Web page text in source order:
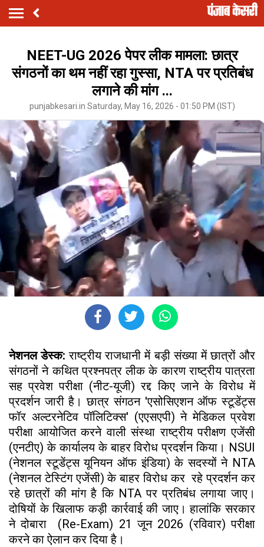
NEET-UG 2026 पेपर लीक मामला: छात्र
संगठनों का थम नहीं रहा गुस्सा, NTA पर प्रतिबंध
लगाने की मांग ...
punjabkesari.in Saturday, May 16, 2026 - 01:50 PM (IST)
नेशनल डेस्क: राष्ट्रीय राजधानी में बड़ी संख्या में छात्रों और
संगठनों ने कथित प्रश्नपत्र लीक के कारण राष्ट्रीय पात्रता
सह प्रवेश परीक्षा (नीट-यूजी) रद्द किए जाने के विरोध में
प्रदर्शन जारी है। छात्र संगठन 'एसोसिएशन ऑफ स्टूडेंट्स
फॉर अल्टरनेटिव पॉलिटिक्स' (एएसएपी) ने मेडिकल प्रवेश
परीक्षा आयोजित करने वाली संस्था राष्ट्रीय परीक्षण एजेंसी
(एनटीए) के कार्यालय के बाहर विरोध प्रदर्शन किया। NSUI
(नेशनल स्टूडेंट्स यूनियन ऑफ इंडिया) के सदस्यों ने NTA
(नेशनल टेस्टिंग एजेंसी) के बाहर विरोध कर रहे प्रदर्शन कर
रहे छात्रों की मांग है कि NTA पर प्रतिबंध लगाया जाए।
दोषियों के खिलाफ कड़ी कार्रवाई की जाए। हालांकि सरकार
ने दोबारा (Re-Exam) 21 जून 2026 (रविवार) परीक्षा
करने का ऐलान कर दिया है।